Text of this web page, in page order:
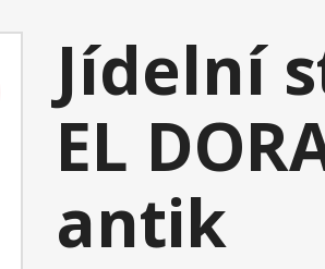
Jídelní
EL
antik